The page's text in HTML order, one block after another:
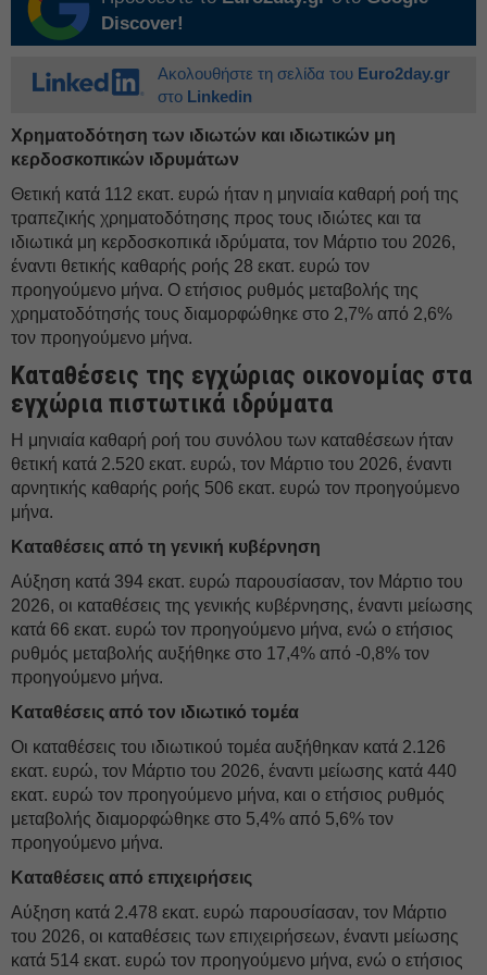
Discover!
Ακολουθήστε τη σελίδα του Euro2day.gr
στο Linkedin
Χρηματοδότηση των ιδιωτών και ιδιωτικών μη
κερδοσκοπικών ιδρυμάτων
Θετική κατά 112 εκατ. ευρώ ήταν η μηνιαία καθαρή ροή της
τραπεζικής χρηματοδότησης προς τους ιδιώτες και τα
ιδιωτικά μη κερδοσκοπικά ιδρύματα, τον Μάρτιο του 2026,
έναντι θετικής καθαρής ροής 28 εκατ. ευρώ τον
προηγούμενο μήνα. Ο ετήσιος ρυθμός μεταβολής της
χρηματοδότησής τους διαμορφώθηκε στο 2,7% από 2,6%
τον προηγούμενο μήνα.
Καταθέσεις της εγχώριας οικονομίας στα
εγχώρια πιστωτικά ιδρύματα
H μηνιαία καθαρή ροή του συνόλου των καταθέσεων ήταν
θετική κατά 2.520 εκατ. ευρώ, τον Μάρτιο του 2026, έναντι
αρνητικής καθαρής ροής 506 εκατ. ευρώ τον προηγούμενο
μήνα.
Καταθέσεις από τη γενική κυβέρνηση
Αύξηση κατά 394 εκατ. ευρώ παρουσίασαν, τον Μάρτιο του
2026, οι καταθέσεις της γενικής κυβέρνησης, έναντι μείωσης
κατά 66 εκατ. ευρώ τον προηγούμενο μήνα, ενώ ο ετήσιος
ρυθμός μεταβολής αυξήθηκε στο 17,4% από -0,8% τον
προηγούμενο μήνα.
Καταθέσεις από τον ιδιωτικό τομέα
Οι καταθέσεις του ιδιωτικού τομέα αυξήθηκαν κατά 2.126
εκατ. ευρώ, τον Μάρτιο του 2026, έναντι μείωσης κατά 440
εκατ. ευρώ τον προηγούμενο μήνα, και ο ετήσιος ρυθμός
μεταβολής διαμορφώθηκε στο 5,4% από 5,6% τον
προηγούμενο μήνα.
Καταθέσεις από επιχειρήσεις
Αύξηση κατά 2.478 εκατ. ευρώ παρουσίασαν, τον Μάρτιο
του 2026, οι καταθέσεις των επιχειρήσεων, έναντι μείωσης
κατά 514 εκατ. ευρώ τον προηγούμενο μήνα, ενώ ο ετήσιος